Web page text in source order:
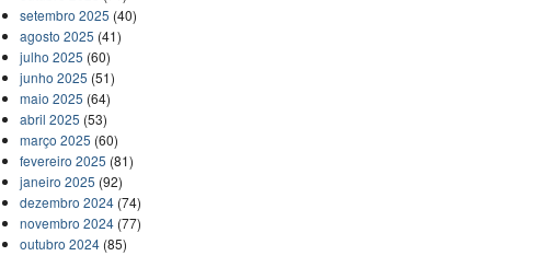
setembro 2025 (40)
agosto 2025 (41)
julho 2025 (60)
junho 2025 (51)
maio 2025 (64)
abril 2025 (53)
março 2025 (60)
fevereiro 2025 (81)
janeiro 2025 (92)
dezembro 2024 (74)
novembro 2024 (77)
outubro 2024 (85)